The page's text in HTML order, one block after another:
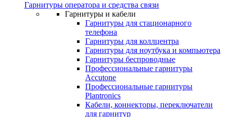
Гарнитуры оператора и средства связи
Гарнитуры и кабели
Гарнитуры для стационарного
телефона
Гарнитуры для коллцентра
Гарнитуры для ноутбука и компьютера
Гарнитуры беспроводные
Профессиональные гарнитуры
Accutone
Профессиональные гарнитуры
Plantronics
Кабели, коннекторы, переключатели
для гарнитур